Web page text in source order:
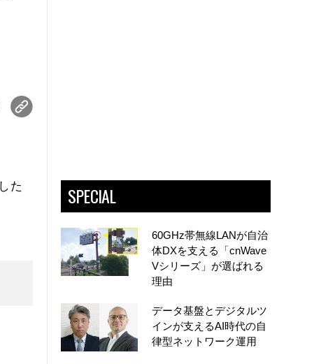
た
SPECIAL
60GHz帯無線LANが自治
体DXを支える「cnWave
Vシリーズ」が選ばれる
理由
データ基盤とデジタルツ
インが支えるAI時代の自
律型ネットワーク運用